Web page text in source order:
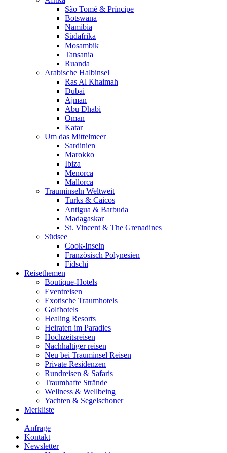
São Tomé & Príncipe
Botswana
Namibia
Südafrika
Mosambik
Tansania
Ruanda
Arabische Halbinsel
Ras Al Khaimah
Dubai
Ajman
Abu Dhabi
Oman
Katar
Um das Mittelmeer
Sardinien
Marokko
Ibiza
Menorca
Mallorca
Trauminseln Weltweit
Turks & Caicos
Antigua & Barbuda
Madagaskar
St. Vincent & The Grenadines
Südsee
Cook-Inseln
Französisch Polynesien
Fidschi
Reisethemen
Boutique-Hotels
Eventreisen
Exotische Traumhotels
Golfhotels
Healing Resorts
Heiraten im Paradies
Hochzeitsreisen
Nachhaltiger reisen
Neu bei Trauminsel Reisen
Private Residenzen
Rundreisen & Safaris
Traumhafte Strände
Wellness & Wellbeing
Yachten & Segelschoner
Merkliste
Anfrage
Kontakt
Newsletter